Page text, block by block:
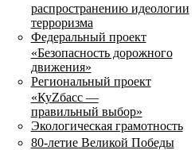
распространению идеологии
терроризма
Федеральный проект
«Безопасность дорожного
движения»
Региональный проект
«КуZбасс —
правильный выбор»
Экологическая грамотность
80-летие Великой Победы